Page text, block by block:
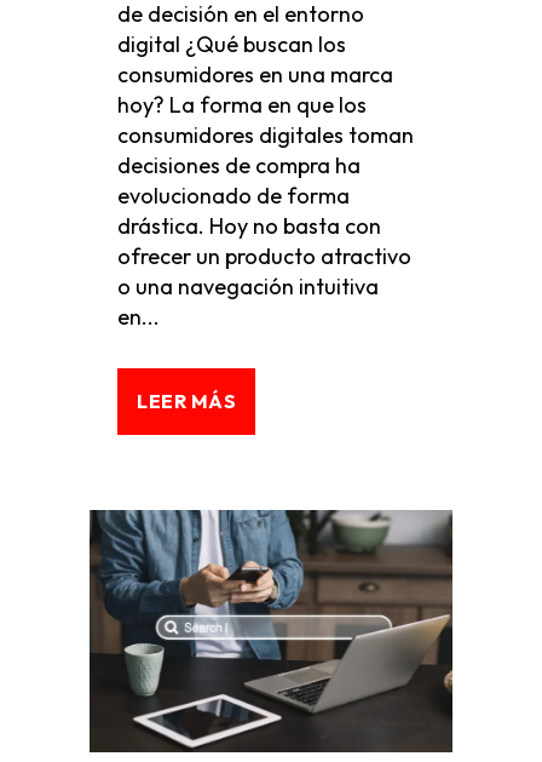
de decisión en el entorno
digital ¿Qué buscan los
consumidores en una marca
hoy? La forma en que los
consumidores digitales toman
decisiones de compra ha
evolucionado de forma
drástica. Hoy no basta con
ofrecer un producto atractivo
o una navegación intuitiva
en...
LEER MÁS